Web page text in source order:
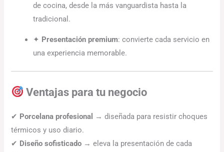
de cocina, desde la más vanguardista hasta la
tradicional.
✦ Presentación premium: convierte cada servicio en
una experiencia memorable.
Ventajas para tu negocio
✔ Porcelana profesional
→ diseñada para resistir choques
térmicos y uso diario.
✔ Diseño sofisticado → eleva la presentación de cada